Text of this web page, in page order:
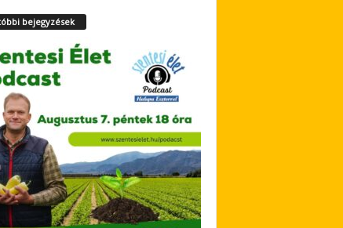
bejegyzések